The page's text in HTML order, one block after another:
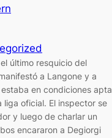
último resquicio del
a Langone y a
en condiciones
oficial. El inspector se
y luego de charlar un
encararon a Degiorgi